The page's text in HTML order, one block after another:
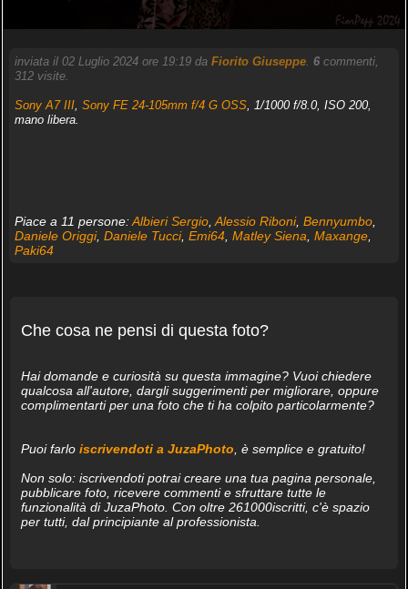
inviata il 02 Luglio 2024 ore 19:19 da Fiorito Giuseppe. 6commenti,
312 visite.
Sony A7 III, Sony FE 24-105mm f/4 G OSS, 1/1000 f/8.0, ISO 200,
mano libera.
Piace a 11 persone:Albieri Sergio,Alessio Riboni, Bennyumbo,
Daniele Origgi, Daniele Tucci, Emi64, Matley Siena, Maxange,
Paki64
Che cosa ne pensi di questa foto?
Hai domande e curiosità su questa immagine? Vuoi chiedere
qualcosa all'autore, dargli suggerimenti per migliorare, oppure
complimentarti per una foto che ti ha colpito particolarmente?
Puoi farlo iscrivendoti a JuzaPhoto , è semplice e gratuito!
Non solo: iscrivendoti potrai creare una tua pagina personale,
pubblicare foto, ricevere commenti e sfruttare tutte le
funzionalità di JuzaPhoto. Con oltre 261000iscritti, c'è spazio
per tutti, dal principiante al professionista.